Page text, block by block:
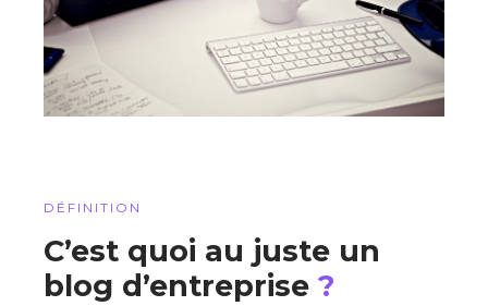
DÉFINITION
C’est quoi au juste un
blog d’entreprise ?